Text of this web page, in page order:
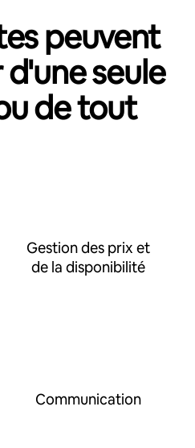
peuvent
seule
de tout
Gestion des prix et
de la disponibilité
Communication